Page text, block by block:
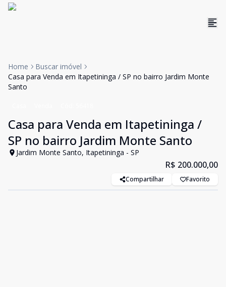
Home
Buscar imóvel
Casa para Venda em Itapetininga / SP no bairro Jardim Monte
Santo
Casa para Venda em Itapetininga /
SP no bairro Jardim Monte Santo
Jardim Monte Santo, Itapetininga - SP
R$ 200.000,00
Compartilhar Favorito